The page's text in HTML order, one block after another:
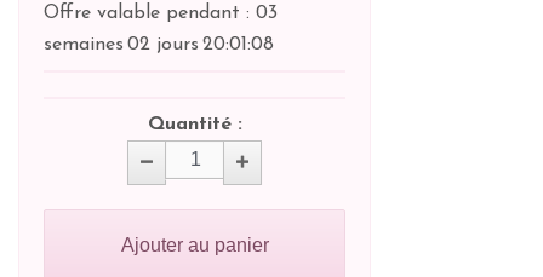
Offre valable pendant : 03
semaines 02 jours 20:01:07
Quantité :
Ajouter au panier